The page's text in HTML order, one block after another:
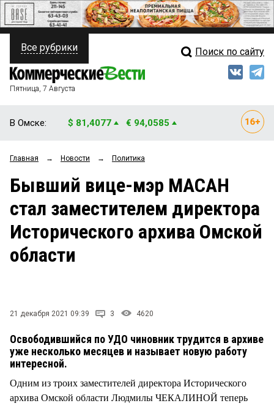
ПОЛИТИКА
ФИНАНСЫ
ОБЩЕСТВО
ЗАКОН
ПРОИСШЕСТВИЯ
Свежий выпуск
Рейтинги
Блоги
Архив
Все рубрики Поиск по сайту
Пятница, 7 Августа
В Омске: $ 81,4077 € 94,0585
Главная → Новости → Политика
Бывший вице-мэр МАСАН
стал заместителем директора
Исторического архива Омской
области
21 декабря 2021 09:39 3 4620
Освободившийся по УДО чиновник трудится в архиве
уже несколько месяцев и называет новую работу
интересной.
Одним из троих заместителей директора Исторического
архива Омской области Людмилы ЧЕКАЛИНОЙ теперь